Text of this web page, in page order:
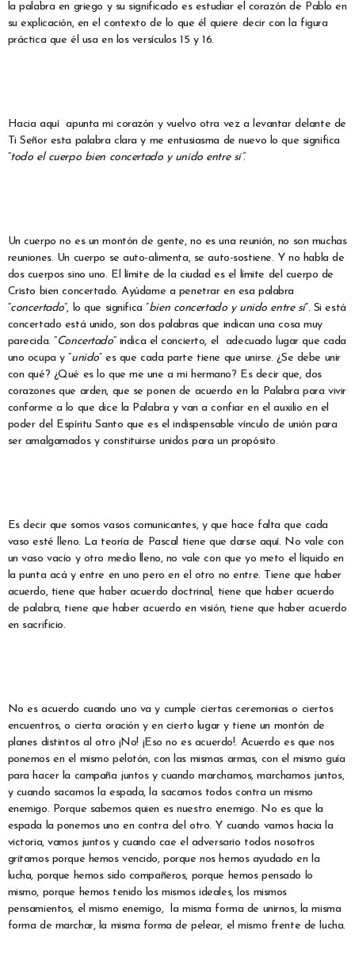
la palabra en griego y su significado es estudiar el corazón de Pablo en
su explicación, en el contexto de lo que él quiere decir con la figura
práctica que él usa en los versículos 15 y 16.
Hacia aquí apunta mi corazón y vuelvo otra vez a levantar delante de
Ti Señor esta palabra clara y me entusiasma de nuevo lo que significa
“todo el cuerpo bien concertado y unido entre sí”.
Un cuerpo no es un montón de gente, no es una reunión, no son muchas
reuniones. Un cuerpo se auto-alimenta, se auto-sostiene. Y no habla de
dos cuerpos sino uno. El límite de la ciudad es el límite del cuerpo de
Cristo bien concertado. Ayúdame a penetrar en esa palabra
“concertado”, lo que significa “bien concertado y unido entre sí”. Si está
concertado está unido, son dos palabras que indican una cosa muy
parecida. “Concertado” indica el concierto, el adecuado lugar que cada
uno ocupa y “unido” es que cada parte tiene que unirse. ¿Se debe unir
con qué? ¿Qué es lo que me une a mi hermano? Es decir que, dos
corazones que arden, que se ponen de acuerdo en la Palabra para vivir
conforme a lo que dice la Palabra y van a confiar en el auxilio en el
poder del Espíritu Santo que es el indispensable vínculo de unión para
ser amalgamados y constituirse unidos para un propósito.
Es decir que somos vasos comunicantes, y que hace falta que cada
vaso esté lleno. La teoría de Pascal tiene que darse aquí. No vale con
un vaso vacío y otro medio lleno, no vale con que yo meto el líquido en
la punta acá y entre en uno pero en el otro no entre. Tiene que haber
acuerdo, tiene que haber acuerdo doctrinal, tiene que haber acuerdo
de palabra, tiene que haber acuerdo en visión, tiene que haber acuerdo
en sacrificio.
No es acuerdo cuando uno va y cumple ciertas ceremonias o ciertos
encuentros, o cierta oración y en cierto lugar y tiene un montón de
planes distintos al otro ¡No! ¡Eso no es acuerdo!. Acuerdo es que nos
ponemos en el mismo pelotón, con las mismas armas, con el mismo guía
para hacer la campaña juntos y cuando marchamos, marchamos juntos,
y cuando sacamos la espada, la sacamos todos contra un mismo
enemigo. Porque sabemos quien es nuestro enemigo. No es que la
espada la ponemos uno en contra del otro. Y cuando vamos hacia la
victoria, vamos juntos y cuando cae el adversario todos nosotros
gritamos porque hemos vencido, porque nos hemos ayudado en la
lucha, porque hemos sido compañeros, porque hemos pensado lo
mismo, porque hemos tenido los mismos ideales, los mismos
pensamientos, el mismo enemigo, la misma forma de unirnos, la misma
forma de marchar, la misma forma de pelear, el mismo frente de lucha.